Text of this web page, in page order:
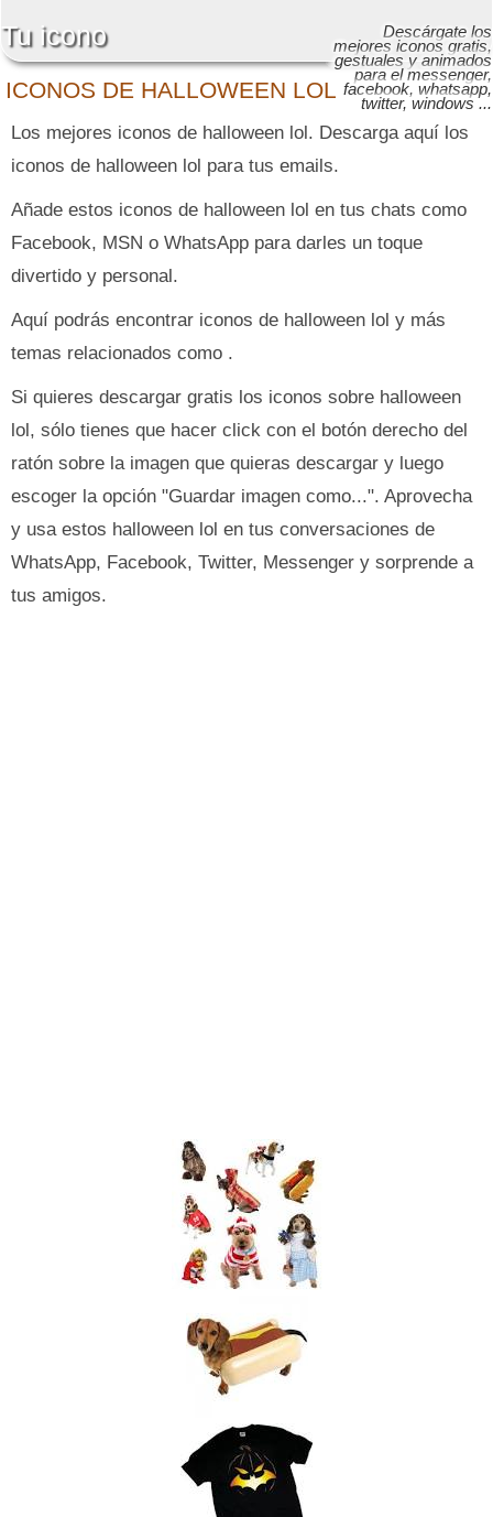
ICONOS DE HALLOWEEN LOL
Tu icono Descárgate los
mejores iconos gratis,
gestuales y animados
para el messenger,
facebook, whatsapp,
twitter, windows ...
Los mejores iconos de halloween lol. Descarga aquí los
iconos de halloween lol para tus emails.
Añade estos iconos de halloween lol en tus chats como
Facebook, MSN o WhatsApp para darles un toque
divertido y personal.
Aquí podrás encontrar iconos de halloween lol y más
temas relacionados como .
Si quieres descargar gratis los iconos sobre halloween
lol, sólo tienes que hacer click con el botón derecho del
ratón sobre la imagen que quieras descargar y luego
escoger la opción "Guardar imagen como...". Aprovecha
y usa estos halloween lol en tus conversaciones de
WhatsApp, Facebook, Twitter, Messenger y sorprende a
tus amigos.